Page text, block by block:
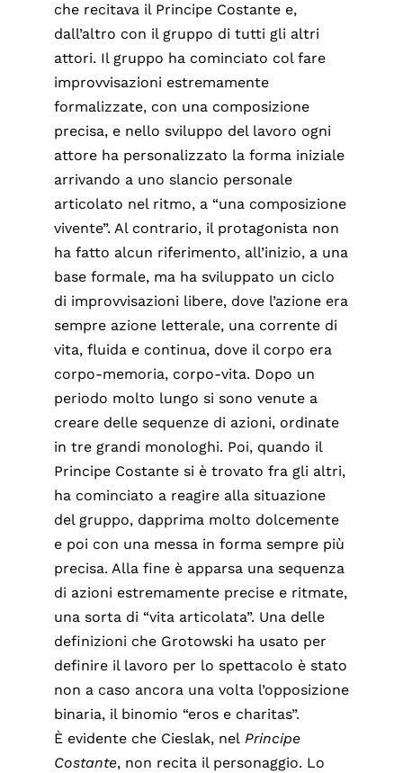
che recitava il Principe Costante e,
dall’altro con il gruppo di tutti gli altri
attori. Il gruppo ha cominciato col fare
improvvisazioni estremamente
formalizzate, con una composizione
precisa, e nello sviluppo del lavoro ogni
attore ha personalizzato la forma iniziale
arrivando a uno slancio personale
articolato nel ritmo, a “una composizione
vivente”. Al contrario, il protagonista non
ha fatto alcun riferimento, all’inizio, a una
base formale, ma ha sviluppato un ciclo
di improvvisazioni libere, dove l’azione era
sempre azione letterale, una corrente di
vita, fluida e continua, dove il corpo era
corpo-memoria, corpo-vita. Dopo un
periodo molto lungo si sono venute a
creare delle sequenze di azioni, ordinate
in tre grandi monologhi. Poi, quando il
Principe Costante si è trovato fra gli altri,
ha cominciato a reagire alla situazione
del gruppo, dapprima molto dolcemente
e poi con una messa in forma sempre più
precisa. Alla fine è apparsa una sequenza
di azioni estremamente precise e ritmate,
una sorta di “vita articolata”. Una delle
definizioni che Grotowski ha usato per
definire il lavoro per lo spettacolo è stato
non a caso ancora una volta l’opposizione
binaria, il binomio “eros e charitas”.
È evidente che Cieslak, nel Principe
Costante, non recita il personaggio. Lo